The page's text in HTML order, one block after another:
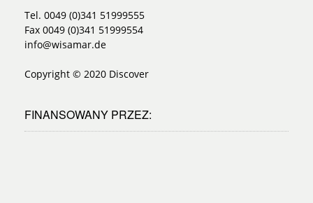
Tel. 0049 (0)341 51999555
Fax 0049 (0)341 51999554
info@wisamar.de
Copyright © 2020 Discover
FINANSOWANY PRZEZ: